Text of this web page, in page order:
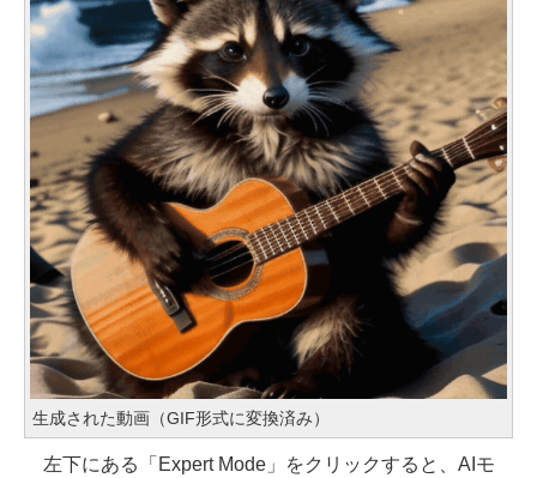
生成された動画（GIF形式に変換済み）
左下にある「Expert Mode」をクリックすると、AIモ